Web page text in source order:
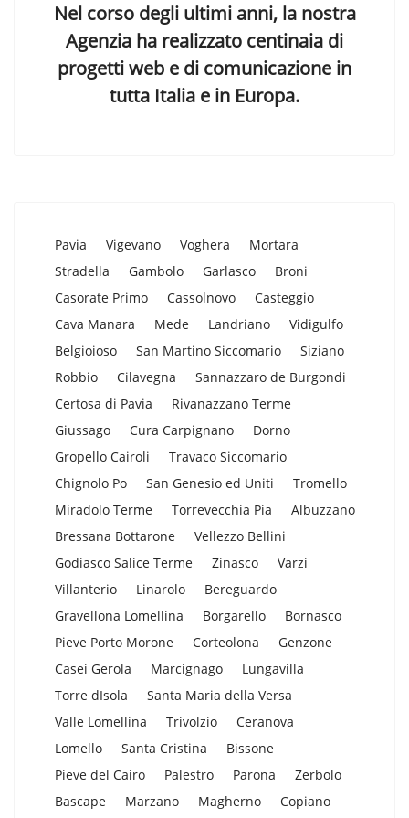
Nel corso degli ultimi anni, la nostra
Agenzia ha realizzato centinaia di
progetti web e di comunicazione in
tutta Italia e in Europa.
Pavia Vigevano Voghera
Mortara
Stradella
Gambolo Garlasco
Broni
Casorate Primo
Cassolnovo
Casteggio
Cava Manara
Mede Landriano
Vidigulfo
Belgioioso
San Martino Siccomario
Siziano
Robbio
Cilavegna
Sannazzaro de Burgondi
Certosa di Pavia
Rivanazzano Terme
Giussago
Cura Carpignano
Dorno
Gropello Cairoli
Travaco Siccomario
Chignolo Po
San Genesio ed Uniti
Tromello
Miradolo Terme
Torrevecchia Pia
Albuzzano
Bressana Bottarone
Vellezzo Bellini
Godiasco Salice Terme
Zinasco
Varzi
Villanterio
Linarolo
Bereguardo
Gravellona Lomellina
Borgarello
Bornasco
Pieve Porto Morone
Corteolona
Genzone
Casei Gerola
Marcignago
Lungavilla
Torre dIsola
Santa Maria della Versa
Valle Lomellina
Trivolzio
Ceranova
Lomello
Santa Cristina
Bissone
Pieve del Cairo
Palestro Parona
Zerbolo
Bascape
Marzano Magherno
Copiano